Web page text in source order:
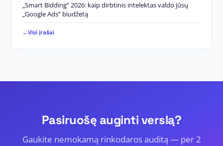
„Smart Bidding” 2026: kaip dirbtinis intelektas valdo jūsų
„Google Ads” biudžetą
Visi įrašai
Pasiruošę auginti verslą?
Gaukite nemokamą rinkodaros auditą — per 2